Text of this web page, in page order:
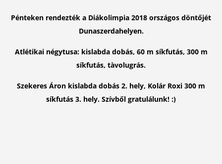
Pénteken rendezték a Diákolimpia 2018 országos döntőjét
Dunaszerdahelyen.
Atlétikai négytusa: kislabda dobás, 60 m síkfutás, 300 m
síkfutás, tàvolugrás.
Szekeres Áron kislabda dobás 2. hely, Kolár Roxi 300 m
síkfutás 3. hely. Szívből gratulálunk! :)